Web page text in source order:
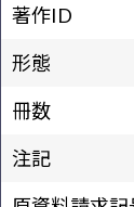
著作ID
形態
冊数
注記